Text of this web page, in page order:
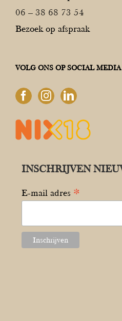
06 – 38 68 73 54
Bezoek op afspraak
VOLG ONS OP SOCIAL MEDIA
INSCHRIJVEN
E-mail adres *